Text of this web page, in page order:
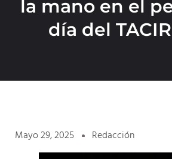
la mano en el
día del
Mayo 29, 2025 Redacción